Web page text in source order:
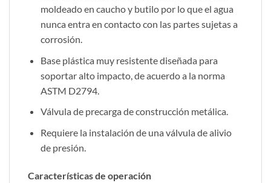
moldeado en caucho y butilo por lo que el agua
nunca entra en contacto con las partes sujetas a
corrosión.
Base plástica muy resistente diseñada para
soportar alto impacto, de acuerdo a la norma
ASTM D2794.
Válvula de precarga de construcción metálica.
Requiere la instalación de una válvula de alivio
de presión.
Características de operación